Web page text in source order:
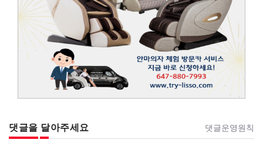
댓글을 달아주세요 댓글운영원칙